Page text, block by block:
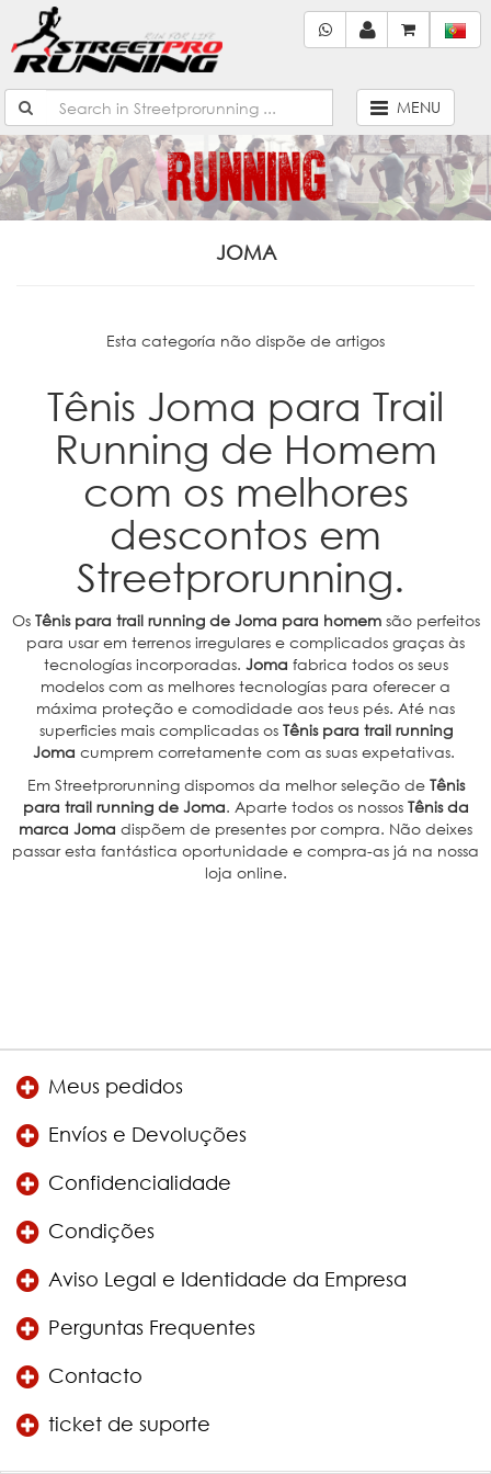
MENU
JOMA
Esta categoría não dispõe de artigos
Tênis Joma para Trail
Running de Homem
com os melhores
descontos em
Streetprorunning.
Os Tênis para trail running de Joma para homem são perfeitos
para usar em terrenos irregulares e complicados graças às
tecnologías incorporadas. Joma fabrica todos os seus
modelos com as melhores tecnologías para oferecer a
máxima proteção e comodidade aos teus pés. Até nas
superficies mais complicadas osTênis para trail running
Joma cumprem corretamente com as suas expetativas.
Em Streetprorunning dispomos da melhor seleção de Tênis
para trail running de Joma. Aparte todos os nossos Tênis da
marca Joma dispõem de presentes por compra. Não deixes
passar esta fantástica oportunidade e compra-as já na nossa
loja online.
Meus pedidos
Envíos e Devoluções
Confidencialidade
Condições
Aviso Legal e Identidade da Empresa
Perguntas Frequentes
Contacto
ticket de suporte